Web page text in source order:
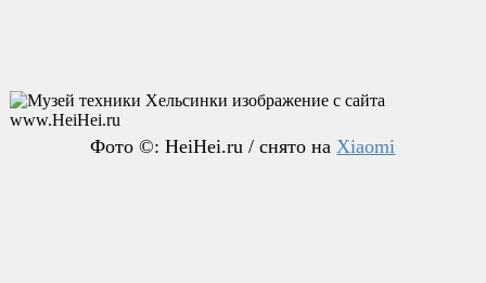
Фото ©: HeiHei.ru / снято наXiaomi